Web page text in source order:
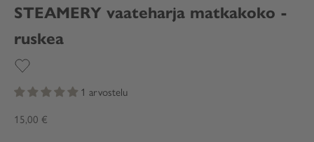
STEAMERY vaateharja matkakoko -
ruskea
1 arvostelu
Alennushinta
15,00 €